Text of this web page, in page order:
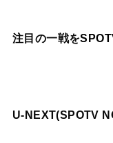
注目の一戦を
U-NEXT(SPOTV